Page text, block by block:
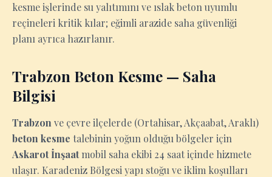
kesme işlerinde su yalıtımını ve ıslak beton uyumlu
reçineleri kritik kılar; eğimli arazide saha güvenliği
planı ayrıca hazırlanır.
Trabzon Beton Kesme — Saha
Bilgisi
Trabzon ve çevre ilçelerde (Ortahisar, Akçaabat, Araklı)
beton kesme talebinin yoğun olduğu bölgeler için
Askarot İnşaatmobil saha ekibi 24 saat içinde hizmete
ulaşır. Karadeniz Bölgesi yapı stoğu ve iklim koşulları